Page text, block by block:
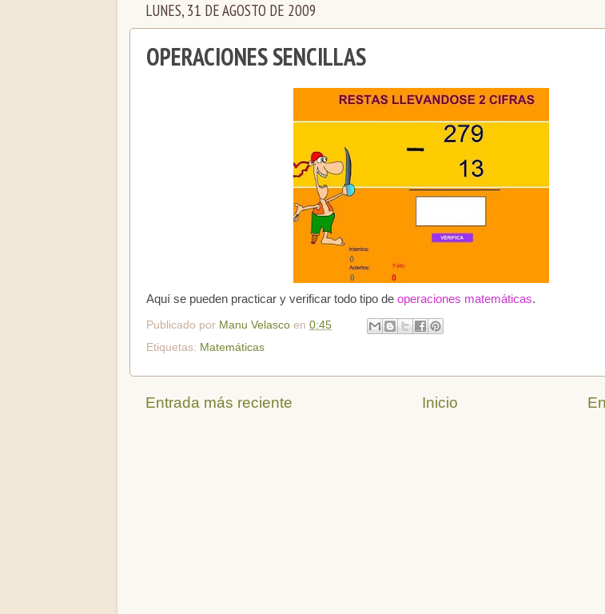
LUNES, 31 DE AGOSTO DE 2009
OPERACIONES SENCILLAS
Aquí se pueden practicar y verificar todo tipo de operaciones matemáticas.
Publicado por Manu Velasco en 0:45
Etiquetas: Matemáticas
Entrada más reciente Inicio